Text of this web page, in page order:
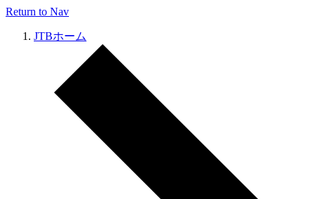
Return to Nav
JTBホーム